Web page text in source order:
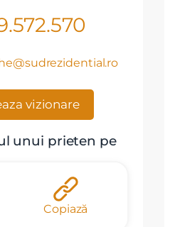
vizionare
unui prieten pe
Copiază